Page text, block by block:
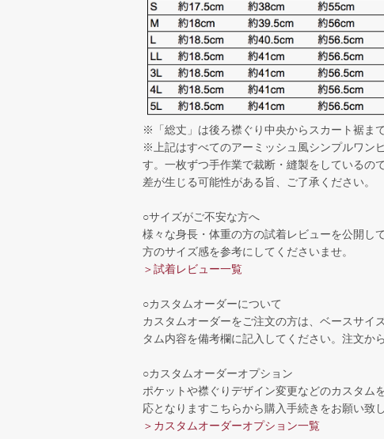
※「総丈」は後ろ襟ぐり中央からスカート裾ま
※上記はすべてのアーミッシュ風シンプルワン
す。一枚ずつ手作業で裁断・縫製をしているの
差が生じる可能性がある旨、ご了承ください。
○サイズがご不安な方へ
様々な身長・体重の方の試着レビューを公開し
方のサイズ感を参考にしてくださいませ。
＞試着レビュー一覧
○カスタムオーダーについて
カスタムオーダーをご注文の方は、ベースサイ
タム内容を備考欄に記入してください。注文か
○カスタムオーダーオプション
ポケットや襟ぐりデザイン変更などのカスタム
応となりますこちらから購入手続きをお願い致し
＞カスタムオーダーオプション一覧